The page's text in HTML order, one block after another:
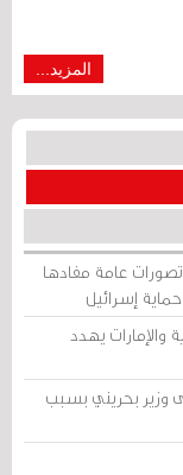
المزيد...
تصورات عامة مفادها
إسرائيل
والإمارات يهدد
وزير بحريني بسبب